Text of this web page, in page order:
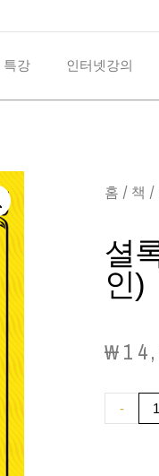
특강 인터넷강의
홈 / 책 /
셜
인)
₩
-